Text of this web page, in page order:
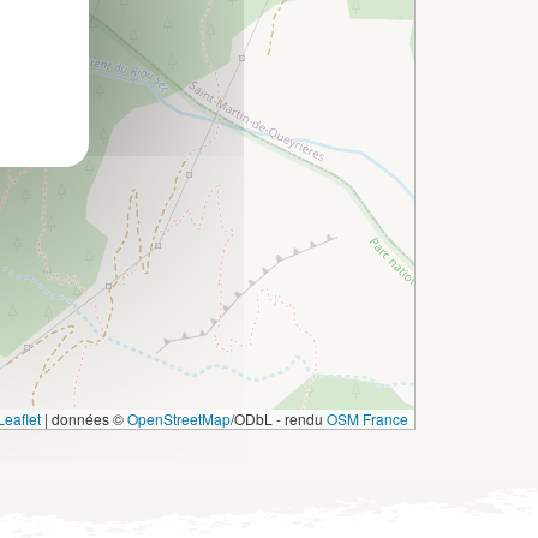
| données ©OpenStreetMap/ODbL - rendu OSM France